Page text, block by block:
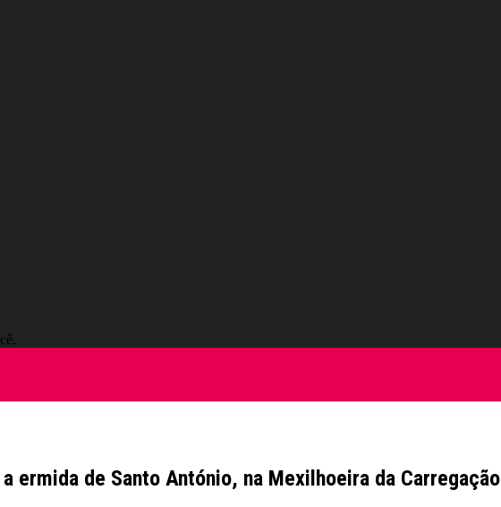
ermida de Santo António, na Mexilhoeira da Carregação